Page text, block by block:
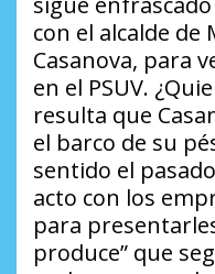
con el alcalde de
Casanova, para
en el PSUV.
resulta que
el barco de su
sentido el
acto con los
para
produce” que